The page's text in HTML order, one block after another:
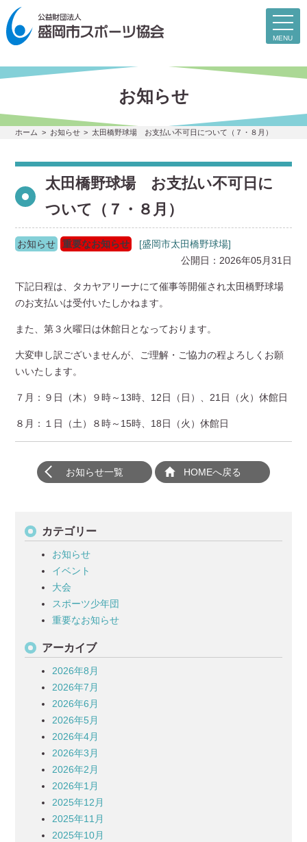
MENU
お知らせ
ホーム お知らせ 太田橋野球場 お支払い不可日について（７・８月）
太田橋野球場 お支払い不可日に
ついて（７・８月）
お知らせ 重要なお知らせ
[盛岡市太田橋野球場]
公開日：2026年05月31日
下記日程は、タカヤアリーナにて催事等開催され太田橋野球場
のお支払いは受付いたしかねます。
また、第３火曜日は休館日となっております。
大変申し訳ございませんが、ご理解・ご協力の程よろしくお願
いいたします。
７月：９日（木）９時～13時、12日（日）、21日（火）休館日
８月：１日（土）８時～15時、18日（火）休館日
お知らせ一覧 HOMEへ戻る
カテゴリー
お知らせ
イベント
大会
スポーツ少年団
重要なお知らせ
アーカイブ
2026年8月
2026年7月
2026年6月
2026年5月
2026年4月
2026年3月
2026年2月
2026年1月
2025年12月
2025年11月
2025年10月